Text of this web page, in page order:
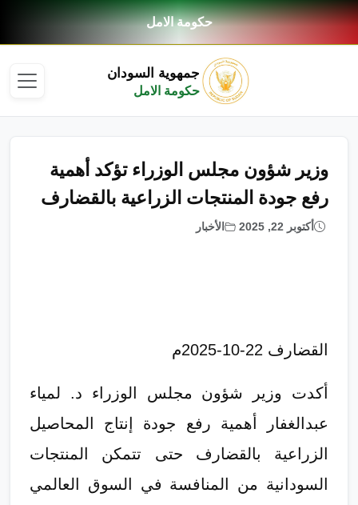
حكومة الامل
جمهوية السودان
حكومة الامل
وزير شؤون مجلس الوزراء تؤكد أهمية
رفع جودة المنتجات الزراعية بالقضارف
أكتوبر 22, 2025 الأخبار
القضارف 22-10-2025م
أكدت وزير شؤون مجلس الوزراء د. لمياء
عبدالغفار أهمية رفع جودة إنتاج المحاصيل
الزراعية بالقضارف حتى تتمكن المنتجات
السودانية من المنافسة في السوق العالمي